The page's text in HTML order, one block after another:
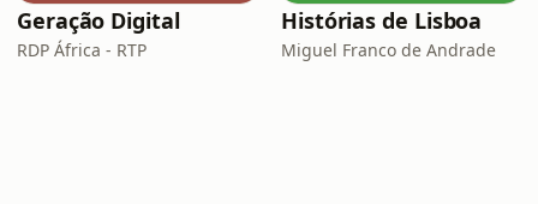
Geração Digital
RDP África - RTP
Histórias de Lisboa
Miguel Franco de Andrade